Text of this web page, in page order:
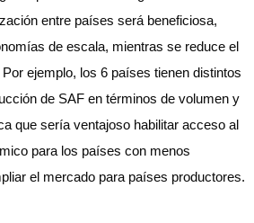
entre países será beneficiosa,
de escala, mientras se reduce el
ejemplo, los 6 países tienen distintos
de SAF en términos de volumen y
que sería ventajoso habilitar acceso al
para los países con menos
el mercado para países productores.